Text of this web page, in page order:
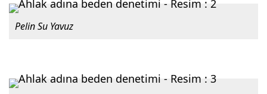
Pelin Su Yavuz